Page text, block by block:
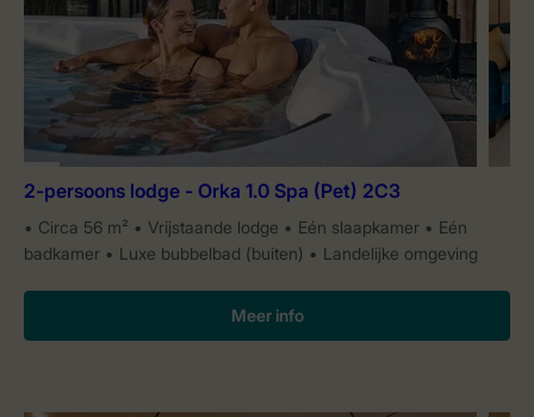
2-persoons lodge - Orka 1.0 Spa (Pet) 2C3
Circa 56 m² Vrijstaande lodge Eén slaapkamer
Eén
badkamer
Luxe bubbelbad (buiten) Landelijke omgeving
Meer info